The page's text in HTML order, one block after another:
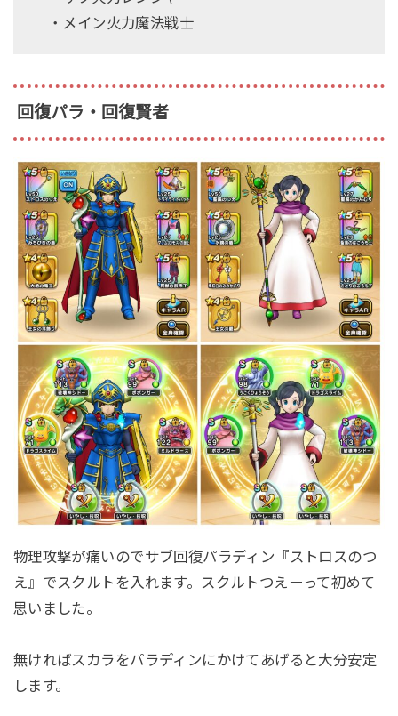
・メイン火力魔法戦士
回復パラ・回復賢者
物理攻撃が痛いのでサブ回復パラディン『ストロスのつ
え』でスクルトを入れます。スクルトつえーって初めて
思いました。
無ければスカラをパラディンにかけてあげると大分安定
します。